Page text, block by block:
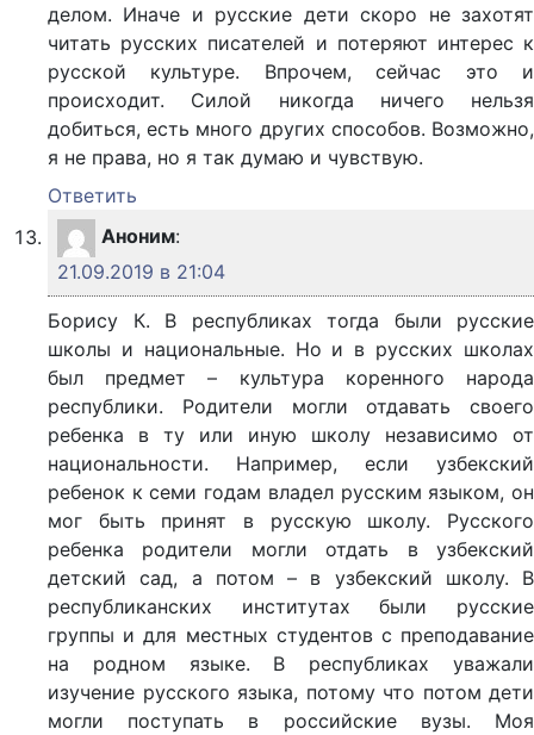
делом. Иначе и русские дети скоро не захотят
читать русских писателей и потеряют интерес к
русской культуре. Впрочем, сейчас это и
происходит. Силой никогда ничего нельзя
добиться, есть много других способов. Возможно,
я не права, но я так думаю и чувствую.
Ответить
Аноним:
21.09.2019 в 21:04
Борису К. В республиках тогда были русские
школы и национальные. Но и в русских школах
был предмет – культура коренного народа
республики. Родители могли отдавать своего
ребенка в ту или иную школу независимо от
национальности. Например, если узбекский
ребенок к семи годам владел русским языком, он
мог быть принят в русскую школу. Русского
ребенка родители могли отдать в узбекский
детский сад, а потом – в узбекский школу. В
республиканских институтах были русские
группы и для местных студентов с преподавание
на родном языке. В республиках уважали
изучение русского языка, потому что потом дети
могли поступать в российские вузы. Моя